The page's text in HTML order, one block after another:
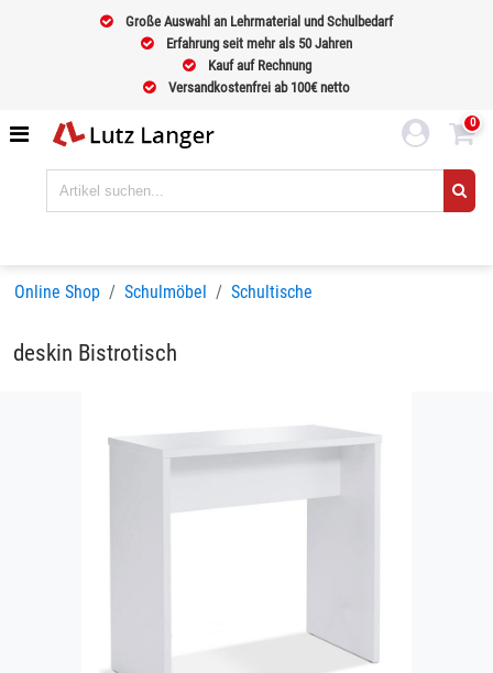
Große Auswahl an Lehrmaterial und Schulbedarf
Erfahrung seit mehr als 50 Jahren
Kauf auf Rechnung
Versandkostenfrei ab 100€ netto
0
Online Shop Schulmöbel Schultische
deskin Bistrotisch